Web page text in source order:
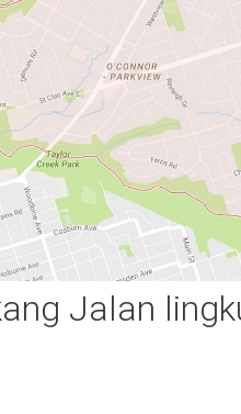
Jalan